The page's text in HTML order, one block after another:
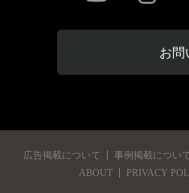
お問
広告掲載について 事例掲載について
ABOUT
PRIVACY